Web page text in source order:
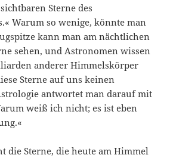
Sterne des
Warum so wenige, könnte man
kann man am nächtlichen
sehen, und Astronomen wissen
anderer Himmelskörper
Sterne auf uns keinen
antwortet man darauf mit
weiß ich nicht; es ist eben
die Sterne, die heute am Himmel